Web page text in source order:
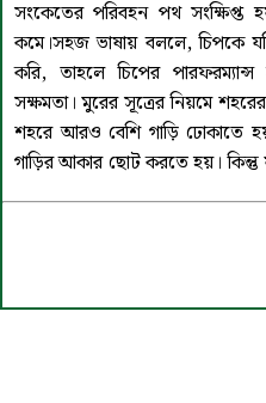
সংকেতের পরিবহন পথ সংক্ষিপ্ত
কমে।সহজ ভাষায় বললে, চিপকে
করি, তাহলে চিপের
সক্ষমতা। মুরের সূত্রের নিয়মে
শহরে আরও বেশি গাড়ি ঢোকাতে
গাড়ির আকার ছোট করতে হয়।